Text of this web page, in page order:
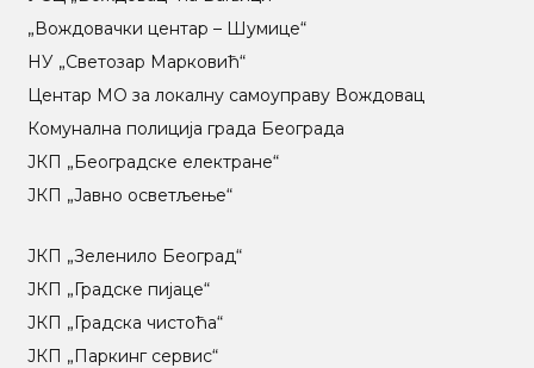
„Вождовачки центар – Шумице“
НУ „Светозар Марковић“
Центар МO за локалну самоуправу Вождовац
Комунална полиција града Београда
ЈКП „Београдске електране“
ЈКП „Јавно осветљење“
ЈКП „Зеленило Београд“
ЈКП „Градске пијаце“
ЈКП „Градска чистоћа“
ЈКП „Паркинг сервис“